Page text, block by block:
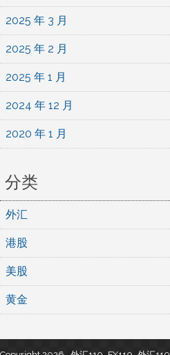
2025 年 3 月
2025 年 2 月
2025 年 1 月
2024 年 12 月
2020 年 1 月
分类
外汇
港股
美股
黄金